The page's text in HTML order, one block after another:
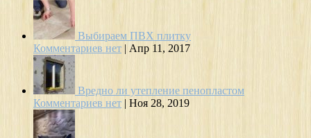
Выбираем ПВХ плитку
Комментариев нет | Апр 11, 2017
Вредно ли утепление пенопластом
Комментариев нет | Ноя 28, 2019